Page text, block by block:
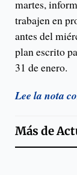
martes,
trabajen en
antes del
plan escrito
31 de enero.
Lee la nota
Más de